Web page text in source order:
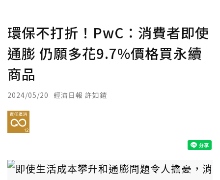
環保不打折！PwC：消費者即使
通膨 仍願多花9.7%價格買永續
商品
2024/05/20 經濟日報 許如鎧